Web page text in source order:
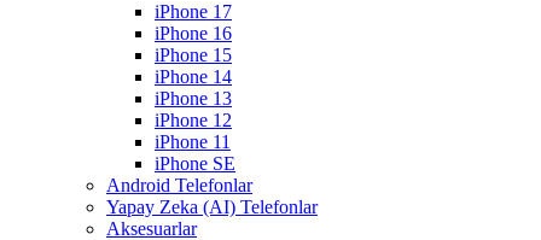
iPhone 17
iPhone 16
iPhone 15
iPhone 14
iPhone 13
iPhone 12
iPhone 11
iPhone SE
Android Telefonlar
Yapay Zeka (AI) Telefonlar
Aksesuarlar